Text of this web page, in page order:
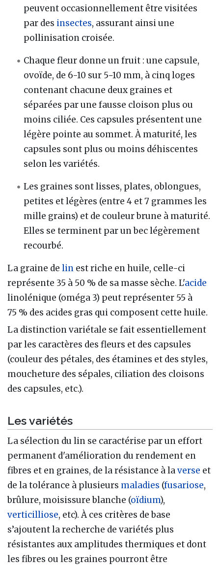
peuvent occasionnellement être visitées
par des insectes, assurant ainsi une
pollinisation croisée.
Chaque fleur donne un fruit : une capsule,
ovoïde, de 6-10 sur 5−10 mm, à cinq loges
contenant chacune deux graines et
séparées par une fausse cloison plus ou
moins ciliée. Ces capsules présentent une
légère pointe au sommet. À maturité, les
capsules sont plus ou moins déhiscentes
selon les variétés.
Les graines sont lisses, plates, oblongues,
petites et légères (entre 4 et 7 grammes les
mille grains) et de couleur brune à maturité.
Elles se terminent par un bec légèrement
recourbé.
La graine de lin est riche en huile, celle-ci
représente 35 à 50 % de sa masse sèche. L'acide
linolénique (oméga 3) peut représenter 55 à
75 % des acides gras qui composent cette huile.
La distinction variétale se fait essentiellement
par les caractères des fleurs et des capsules
(couleur des pétales, des étamines et des styles,
moucheture des sépales, ciliation des cloisons
des capsules, etc.).
Les variétés
La sélection du lin se caractérise par un effort
permanent d'amélioration du rendement en
fibres et en graines, de la résistance à laverse et
de la tolérance à plusieurs maladies (fusariose,
brûlure, moisissure blanche (oïdium),
verticilliose, etc). À ces critères de base
s’ajoutent la recherche de variétés plus
résistantes aux amplitudes thermiques et dont
les fibres ou les graines pourront être